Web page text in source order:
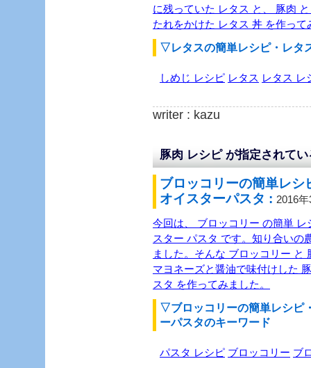
に残っていた レタス と、 豚肉
たれをかけた レタス 丼 を作って
▽レタスの簡単レシピ・レタ
しめじ レシピ レタス レタス レ
writer : kazu
豚肉 レシピ が指定されて
ブロッコリーの簡単レシ
オイスターパスタ : 2016
今回は、 ブロッコリー の簡単
スター パスタ です。知り合いの
ました。そんな ブロッコリー と
マヨネーズと醤油で味付けした
スタ を作ってみました。
▽ブロッコリーの簡単レシピ
ーパスタのキーワード
パスタ レシピ ブロッコリー ブ